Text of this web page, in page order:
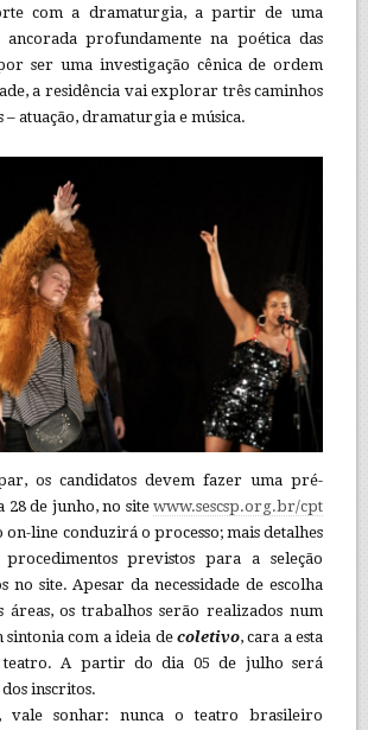
com a dramaturgia, a partir de uma
profundamente na poética das
ser uma investigação cênica de ordem
a residência vai explorar três caminhos
atuação, dramaturgia e música.
os candidatos devem fazer uma pré-
28 de junho, no sitewww.sescsp.org.br/cpt
line conduzirá o processo; mais detalhes
previstos para a seleção
no site. Apesar da necessidade de escolha
áreas, os trabalhos serão realizados num
com a ideia de coletivo, cara a esta
teatro. A partir do dia 05 de julho será
inscritos.
vale sonhar: nunca o teatro brasileiro